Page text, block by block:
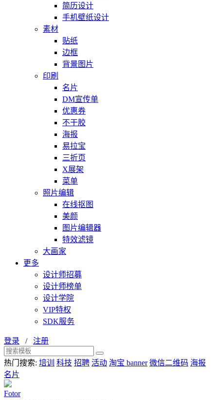
简历设计
手机壁纸设计
素材
贴纸
边框
背景图片
印刷
名片
DM宣传单
优惠券
不干胶
海报
易拉宝
三折页
X展架
菜单
照片编辑
在线抠图
美颜
图片编辑器
特效滤镜
大画家
更多
设计师招募
设计师榜单
设计学院
VIP特权
SDK服务
登录 / 注册
热门搜索: 培训 科技 招聘 活动 淘宝 banner 微信二维码 海报
名片
Fotor